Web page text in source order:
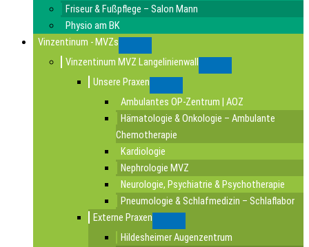
Friseur & Fußpflege – Salon Mann
Physio am BK
Vinzentinum - MVZs
Vinzentinum MVZ Langelinienwall
Unsere Praxen
Ambulantes OP-Zentrum | AOZ
Hämatologie & Onkologie – Ambulante
Chemotherapie
Kardiologie
Nephrologie MVZ
Neurologie, Psychiatrie & Psychotherapie
Pneumologie & Schlafmedizin – Schlaflabor
Externe Praxen
Hildesheimer Augenzentrum